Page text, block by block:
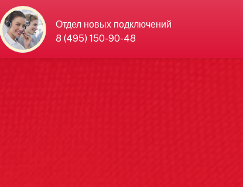
Отдел новых подключений
8 (495) 150-90-48